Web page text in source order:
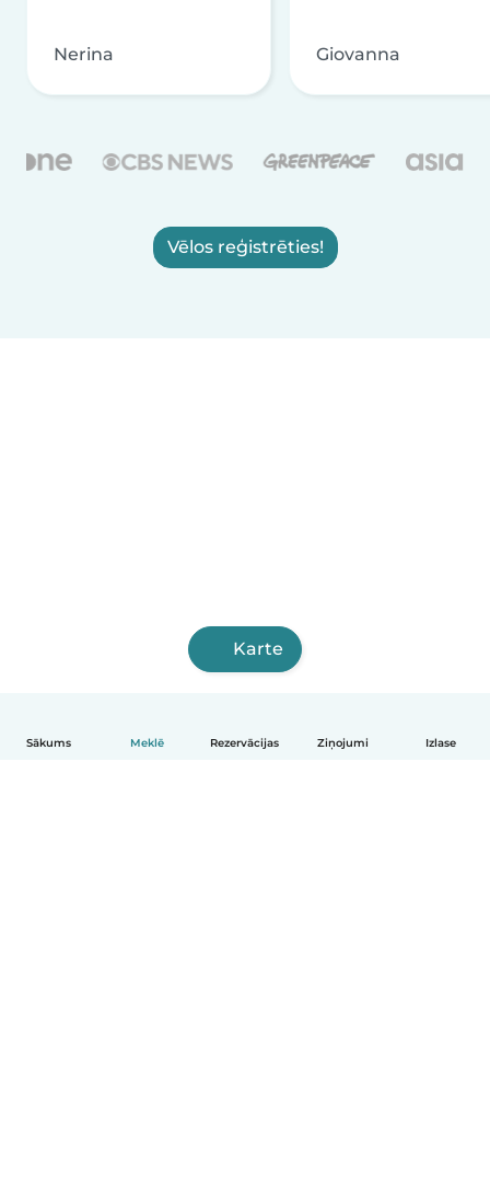
Sākums Meklē Rezervācijas Ziņojumi Izlase
Nerina Giovanna
Vēlos reģistrēties!
Karte